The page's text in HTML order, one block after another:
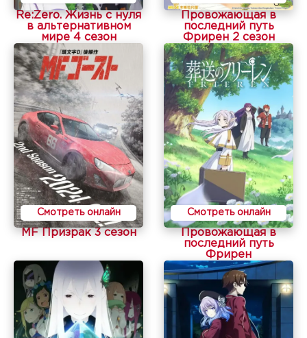
Re:Zero. Жизнь с нуля
в альтернативном
мире 4 сезон
Провожающая в
последний путь
Фрирен 2 сезон
Смотреть онлайн
MF Призрак 3 сезон
Смотреть онлайн
Провожающая в
последний путь
Фрирен